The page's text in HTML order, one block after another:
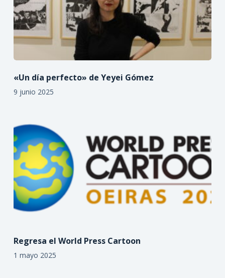
«Un día perfecto» de Yeyei Gómez
9 junio 2025
Regresa el World Press Cartoon
1 mayo 2025